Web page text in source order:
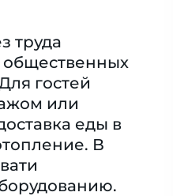
труда
общественных
гостей
или
еды в
В